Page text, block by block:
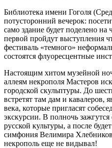
Библиотека имени Гоголя
потусторонний вечерок:
само здание будет поделено
первой пройдут выступления
фестиваль «темного»
состоятся флуоресцентные
Настоящим хитом музейной
аллеям некрополя Мастеров
городской скульптуры. До
встретят там дам и кавалеров,
века, которые пригласят
экскурсии. В полночь
русской культуры, а после
симфония Велимира
некрополь еще не видывал!